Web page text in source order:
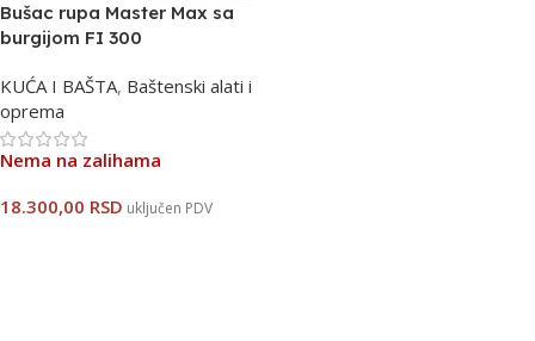
Bušac rupa Master Max sa
burgijom FI 300
KUĆA I BAŠTA, Baštenski alati i
oprema
Nema na zalihama
18.300,00 RSD uključen PDV